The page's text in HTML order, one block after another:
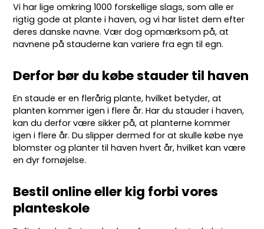
Vi har lige omkring 1000 forskellige slags, som alle er
rigtig gode at plante i haven, og vi har listet dem efter
deres danske navne. Vær dog opmærksom på, at
navnene på stauderne kan variere fra egn til egn.
Derfor bør du købe stauder til haven
En staude er en flerårig plante, hvilket betyder, at
planten kommer igen i flere år. Har du stauder i haven,
kan du derfor være sikker på, at planterne kommer
igen i flere år. Du slipper dermed for at skulle købe nye
blomster og planter til haven hvert år, hvilket kan være
en dyr fornøjelse.
Bestil online eller kig forbi vores
planteskole